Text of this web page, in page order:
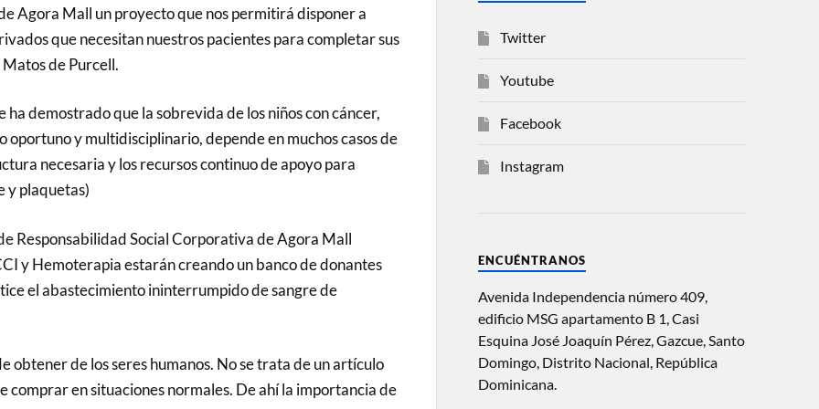
Agora Mall un proyecto que nos permitirá disponer a
que necesitan nuestros pacientes para completar sus
de Purcell.
ha demostrado que la sobrevida de los niños con cáncer,
y multidisciplinario, depende en muchos casos de
necesaria y los recursos continuo de apoyo para
y plaquetas)
Responsabilidad Social Corporativa de Agora Mall
y Hemoterapia estarán creando un banco de donantes
el abastecimiento ininterrumpido de sangre de
obtener de los seres humanos. No se trata de un artículo
comprar en situaciones normales. De ahí la importancia de
Twitter
Youtube
Facebook
Instagram
ENCUÉNTRANOS
Avenida Independencia número 409,
edificio MSG apartamento B 1, Casi
Esquina José Joaquín Pérez, Gazcue, Santo
Domingo, Distrito Nacional, República
Dominicana.